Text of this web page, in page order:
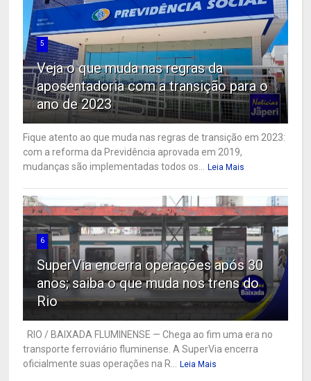
5
Veja o que muda nas regras da
aposentadoria com a transição para o
ano de 2023
Fique atento ao que muda nas regras de transição em 2023:
com a reforma da Previdência aprovada em 2019,
mudanças são implementadas todos os...
Leia Mais
6
SuperVia encerra operações após 30
anos; saiba o que muda nos trens do
Rio
RIO / BAIXADA FLUMINENSE — Chega ao fim uma era no
transporte ferroviário fluminense. A SuperVia encerra
oficialmente suas operações na R...
Leia Mais